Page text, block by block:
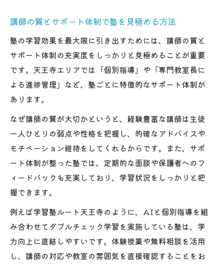
講師の質とサポート体制で塾を見極める方法
塾の学習効果を最大限に引き出すためには、講師の質と
サポート体制の充実度をしっかりと見極めることが重要
です。天王寺エリアでは「個別指導」や「専門教室長に
よる進捗管理」など、塾ごとに特徴的なサポート体制が
あります。
なぜ講師の質が大切かというと、経験豊富な講師は生徒
一人ひとりの弱点や性格を把握し、的確なアドバイスや
モチベーション維持をしてくれるからです。また、サポ
ート体制が整った塾では、定期的な面談や保護者へのフ
ィードバックも充実しており、学習状況をしっかりと把
握できます。
例えば学習塾ルート天王寺のように、AIと個別指導を組
み合わせてダブルチェック学習を実施している塾は、学
力向上に直結しやすいです。体験授業や無料相談を活用
し、講師の対応や教室の雰囲気を直接確認することをお